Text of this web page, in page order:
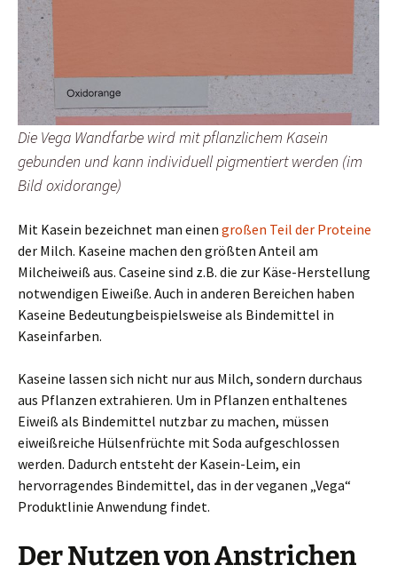
Die Vega Wandfarbe wird mit pflanzlichem Kasein
gebunden und kann individuell pigmentiert werden (im
Bild oxidorange)
Mit Kasein bezeichnet man einen großen Teil der Proteine
der Milch. Kaseine machen den größten Anteil am
Milcheiweiß aus. Caseine sind z.B. die zur Käse-Herstellung
notwendigen Eiweiße. Auch in anderen Bereichen haben
Kaseine Bedeutungbeispielsweise als Bindemittel in
Kaseinfarben.
Kaseine lassen sich nicht nur aus Milch, sondern durchaus
aus Pflanzen extrahieren. Um in Pflanzen enthaltenes
Eiweiß als Bindemittel nutzbar zu machen, müssen
eiweißreiche Hülsenfrüchte mit Soda aufgeschlossen
werden. Dadurch entsteht der Kasein-Leim, ein
hervorragendes Bindemittel, das in der veganen „Vega“
Produktlinie Anwendung findet.
Der Nutzen von Anstrichen